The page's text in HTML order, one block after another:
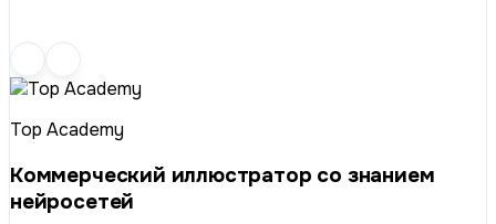
Top Academy
Коммерческий иллюстратор со знанием
нейросетей